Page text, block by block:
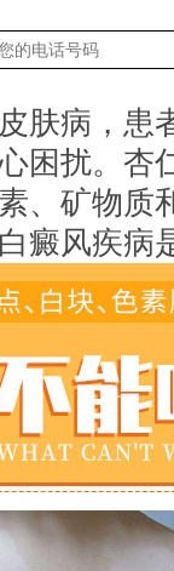
病，患
困扰。杏
、矿物质
癜风疾病